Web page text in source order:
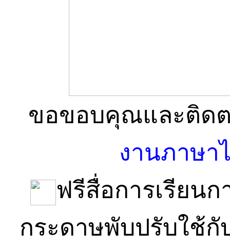
ขอขอบคุณและติด
งานภาษา
ฟรีสื่อการเรียน
กระดาษพับปรับใช้